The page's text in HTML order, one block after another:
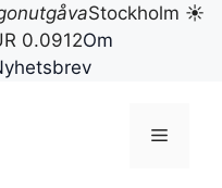
Stockholm ☀
0.0912Om
Meny